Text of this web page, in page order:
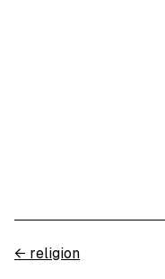
← religion